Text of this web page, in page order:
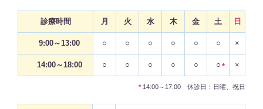
診療時間 月 火 水 木 金 土 日
9:00～13:00 ○ ○ ○ ○ ○ ○ ×
14:00～18:00 ○ ○ ○ ○ ○ ○ * ×
* 14:00～17:00 休診日：日曜、祝日